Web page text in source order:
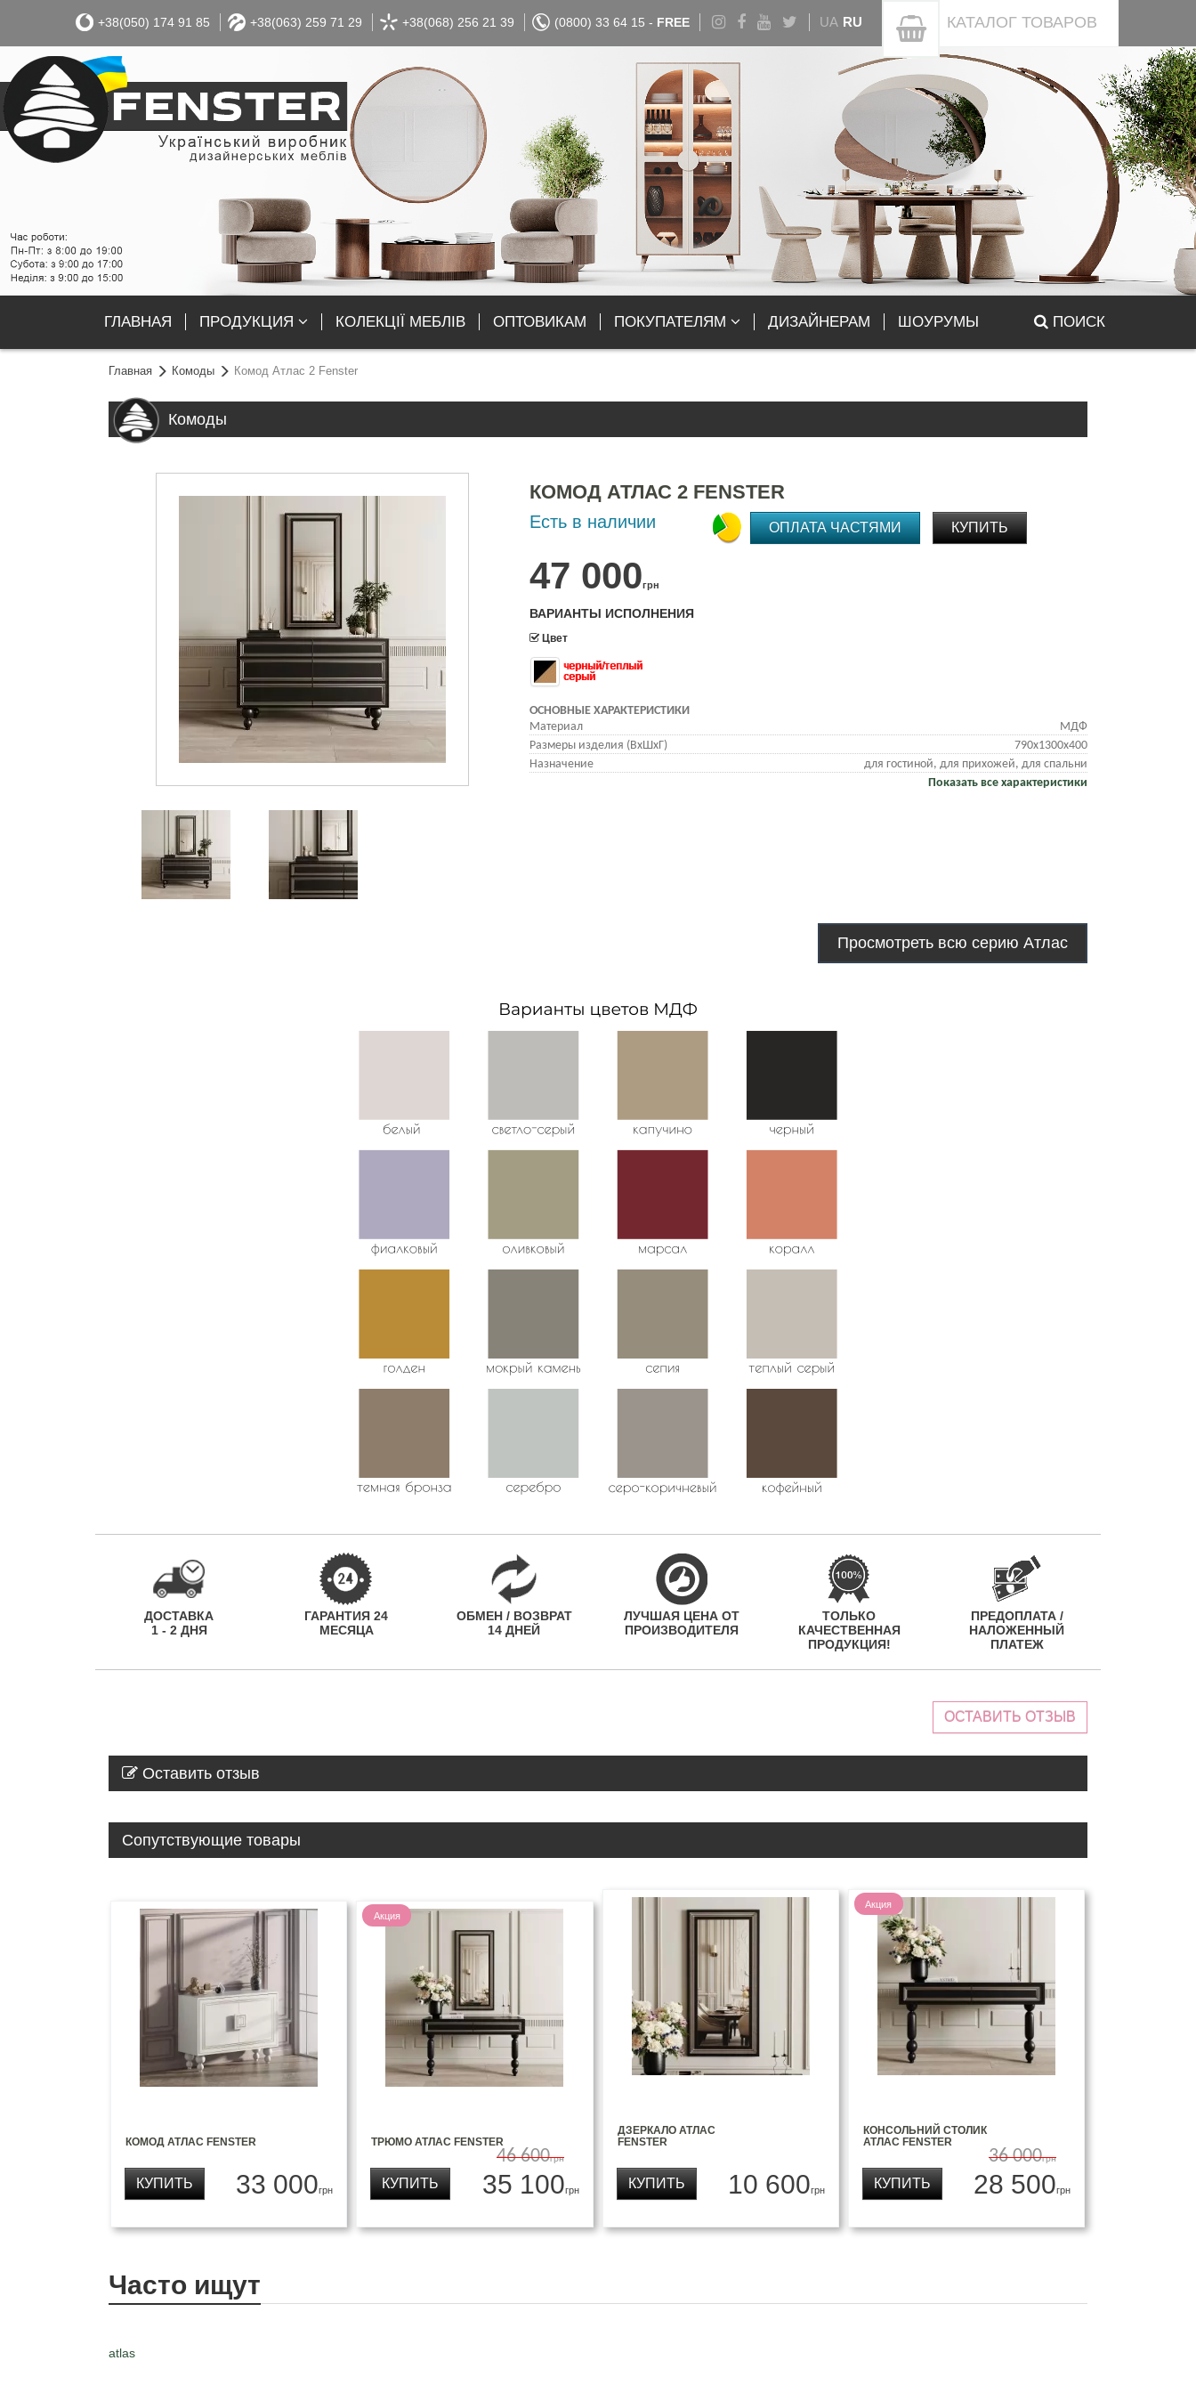
+38(050) 174 91 85 +38(063) 259 71 29 +38(068) 256 21 39 (0800) 33 64 15 - FREE UA RU КАТАЛОГ ТОВАРОВ
ГЛАВНАЯ ПРОДУКЦИЯ КОЛЕКЦІЇ МЕБЛІВ ОПТОВИКАМ ПОКУПАТЕЛЯМ ДИЗАЙНЕРАМ ШОУРУМЫ ПОИСК
Главная Комоды Комод Атлас 2 Fenster
Комоды
КОМОД АТЛАС 2 FENSTER
Есть в наличии
47 000грн
ОПЛАТА ЧАСТЯМИ КУПИТЬ
ВАРИАНТЫ ИСПОЛНЕНИЯ
Цвет
черный/теплый
серый
ОСНОВНЫЕ ХАРАКТЕРИСТИКИ
Материал
МДФ
Размеры изделия (ВхШхГ)
790х1300х400
Назначение
для гостиной, для прихожей, для спальни
Показать все характеристики
Просмотреть всю серию Атлас
ДОСТАВКА
1 - 2 ДНЯ
ГАРАНТИЯ 24
МЕСЯЦА
ОБМЕН / ВОЗВРАТ
14 ДНЕЙ
ЛУЧШАЯ ЦЕНА ОТ
ПРОИЗВОДИТЕЛЯ
ТОЛЬКО
КАЧЕСТВЕННАЯ
ПРОДУКЦИЯ!
ПРЕДОПЛАТА /
НАЛОЖЕННЫЙ
ПЛАТЕЖ
ОСТАВИТЬ ОТЗЫВ
Оставить отзыв
Сопутствующие товары
КОМОД АТЛАС FENSTER
33 000грн
КУПИТЬ
Акция
ТРЮМО АТЛАС FENSTER
46 600грн
35 100грн
КУПИТЬ
ДЗЕРКАЛО АТЛАС
FENSTER
10 600грн
КУПИТЬ
Акция
КОНСОЛЬНИЙ СТОЛИК
АТЛАС FENSTER
36 000грн
28 500грн
КУПИТЬ
Часто ищут
atlas